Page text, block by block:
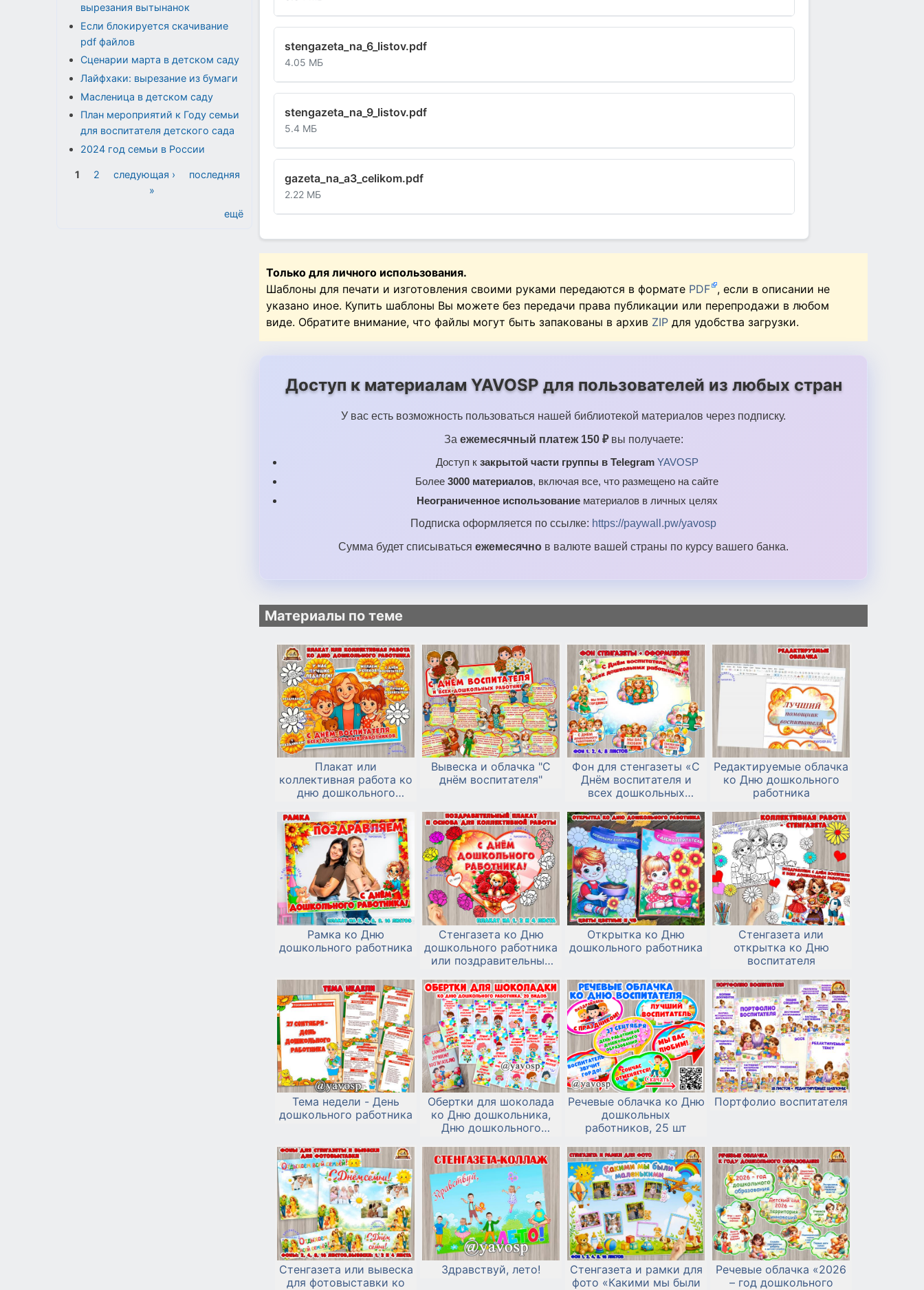
stengazeta_na_6_listov.pdf
4.05 МБ
stengazeta_na_9_listov.pdf
5.4 МБ
gazeta_na_a3_celikom.pdf
2.22 МБ
Только для личного использования.
Шаблоны для печати и изготовления своими руками передаются в формате PDF , если в описании не
указано иное. Купить шаблоны Вы можете без передачи права публикации или перепродажи в любом
виде. Обратите внимание, что файлы могут быть запакованы в архив ZIP для удобства загрузки.
Доступ к материалам YAVOSP для пользователей из любых стран
У вас есть возможность пользоваться нашей библиотекой материалов через подписку.
За ежемесячный платеж 150 ₽вы получаете:
Доступ к закрытой части группы в Telegram YAVOSP
Более 3000 материалов, включая все, что размещено на сайте
Неограниченное использованиематериалов в личных целях
Подписка оформляется по ссылке: https://paywall.pw/yavosp
Сумма будет списываться ежемесячно в валюте вашей страны по курсу вашего банка.
Материалы по теме
Плакат или
коллективная работа ко
дню дошкольного
Вывеска и облачка "С
днём воспитателя"
Фон для стенгазеты «С
Днём воспитателя и
всех дошкольных
дополнительным
оформлением.
Редактируемые облачка
ко Дню дошкольного
работника
Рамка ко Дню
дошкольного работника
Стенгазета ко Дню
дошкольного работника
или поздравительный
Открытка ко Дню
дошкольного работника
Стенгазета или
открытка ко Дню
воспитателя
Тема недели - День
дошкольного работника
Обертки для шоколада
ко Дню дошкольника,
Дню дошкольного
(общие и для
специалистов детсада)
Речевые облачка ко Дню
дошкольных
работников, 25 шт
Портфолио воспитателя
Стенгазета или вывеска
для фотовыставки ко
Здравствуй, лето!
Стенгазета и рамки для
фото «Какими мы были
Речевые облачка «2026
– год дошкольного
вырезания вытынанок
Если блокируется скачивание
pdf файлов
Сценарии марта в детском саду
Лайфхаки: вырезание из бумаги
Масленица в детском саду
План мероприятий к Году семьи
для воспитателя детского сада
2024 год семьи в России
Страницы
1 2 следующая ›
последняя
»
ещё